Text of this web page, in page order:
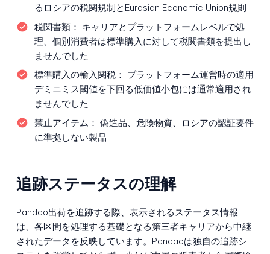
るロシアの税関規制とEurasian Economic Union規則
税関書類： キャリアとプラットフォームレベルで処
理、個別消費者は標準購入に対して税関書類を提出し
ませんでした
標準購入の輸入関税： プラットフォーム運営時の適用
デミニミス閾値を下回る低価値小包には通常適用され
ませんでした
禁止アイテム： 偽造品、危険物質、ロシアの認証要件
に準拠しない製品
追跡ステータスの理解
Pandao出荷を追跡する際、表示されるステータス情報
は、各区間を処理する基礎となる第三者キャリアから中継
されたデータを反映しています。Pandaoは独自の追跡シ